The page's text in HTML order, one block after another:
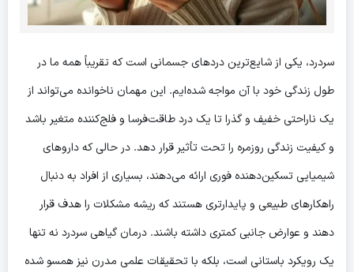
سردرد، یکی از شایع‌ترین دردهای جسمانی است که تقریباً همه ما در
طول زندگی خود با آن مواجه شده‌ایم. این مهمان ناخوانده می‌تواند از
یک ناراحتی خفیف و گذرا تا یک درد طاقت‌فرسا و فلج‌کننده متغیر باشد
و کیفیت زندگی روزمره را تحت تأثیر قرار دهد. در حالی که داروهای
شیمیایی تسکین‌دهنده فوری ارائه می‌دهند، بسیاری از افراد به دنبال
راهکارهای طبیعی و پایدارتری هستند که ریشه مشکلات را هدف قرار
دهند و عوارض جانبی کمتری داشته باشند. درمان گیاهی سردرد نه تنها
یک رویکرد باستانی است، بلکه با تحقیقات علمی مدرن نیز همسو شده